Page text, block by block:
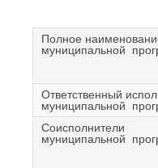
Полное
муниципальной
Ответственный
муниципальной
Соисполнители
муниципальной